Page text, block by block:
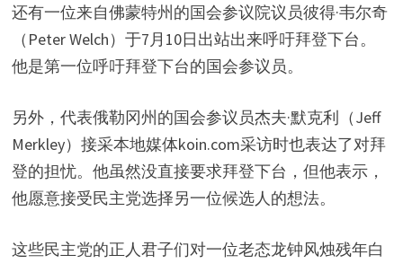
还有一位来自佛蒙特州的国会参议院议员彼得·韦尔奇
（Peter Welch）于7月10日出站出来呼吁拜登下台。
他是第一位呼吁拜登下台的国会参议员。
另外，代表俄勒冈州的国会参议员杰夫·默克利（Jeff
Merkley）接采本地媒体koin.com采访时也表达了对拜
登的担忧。他虽然没直接要求拜登下台，但他表示，
他愿意接受民主党选择另一位候选人的想法。
这些民主党的正人君子们对一位老态龙钟风烛残年白